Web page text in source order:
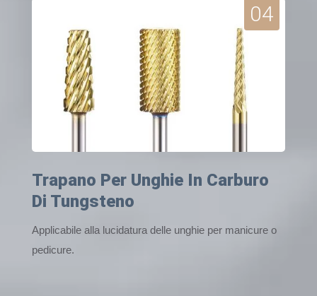
04
Trapano Per Unghie In Carburo
Di Tungsteno
Applicabile alla lucidatura delle unghie per manicure o
pedicure.